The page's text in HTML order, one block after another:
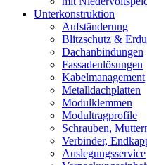
Unterkonstruktion
Aufständerung
Blitzschutz &
Dachanbindungen
Fassadenlösungen
Kabelmanagement
Metalldachplatten
Modulklemmen
Modultragprofile
Schrauben,
Verbinder,
Auslegungsservice